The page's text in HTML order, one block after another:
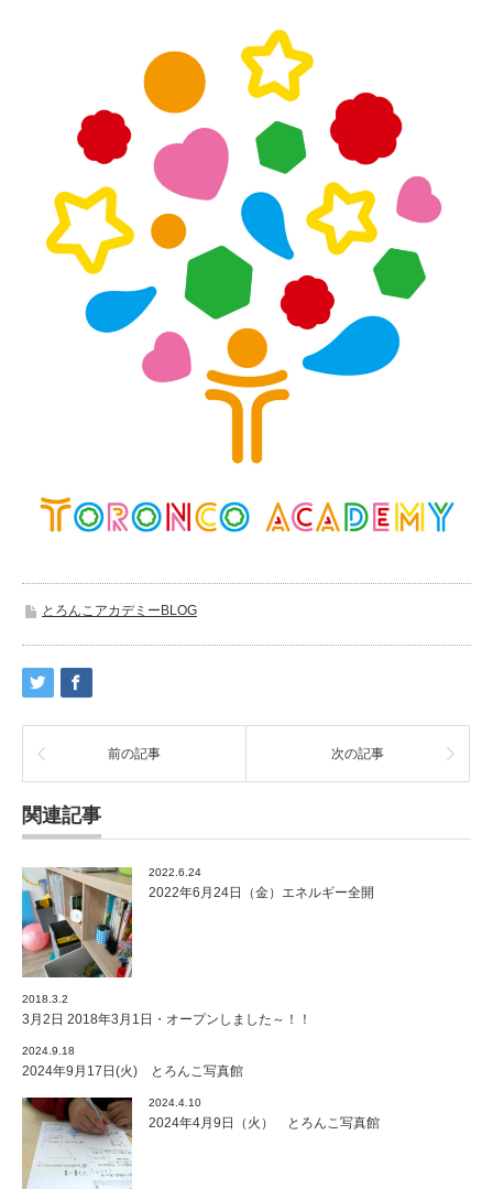
とろんこアカデミーBLOG
前の記事 次の記事
関連記事
2022.6.24
2022年6月24日（金）エネルギー全開
2018.3.2
3月2日 2018年3月1日・オープンしました～！！
2024.9.18
2024年9月17日(火) とろんこ写真館
2024.4.10
2024年4月9日（火） とろんこ写真館